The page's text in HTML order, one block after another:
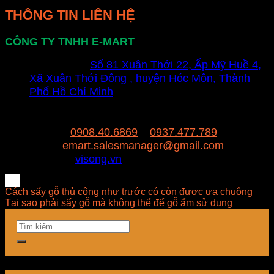
THÔNG TIN LIÊN HỆ
CÔNG TY TNHH E-MART
Số 81 Xuân Thới 22, Ấp Mỹ Huề 4,
Xã Xuân Thới Đông , huyện Hóc Môn, Thành
Phố Hồ Chí Minh
0908.40.6869
0937.477.789
emart.salesmanager@gmail.com
visong.vn
Cách sấy gỗ thủ công như trước có còn được ưa chuộng
Tại sao phải sấy gỗ mà không thể để gỗ ẩm sử dụng